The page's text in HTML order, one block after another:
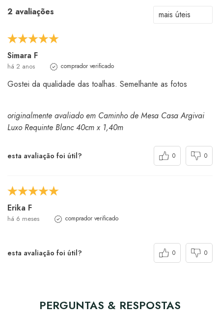
2 avaliações
Simara F
há 2 anos comprador verificado
Gostei da qualidade das toalhas. Semelhante as fotos
originalmente avaliado em Caminho de Mesa Casa Argivai
Luxo Requinte Blanc 40cm x 1,40m
esta avaliação foi útil? 0 0
Erika F
há 6 meses comprador verificado
esta avaliação foi útil? 0 0
PERGUNTAS & RESPOSTAS